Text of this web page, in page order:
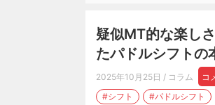
疑似MT的な楽し
たパドルシフトの
2025年10月25日 / コラム コ
#シフト
#パドルシフト